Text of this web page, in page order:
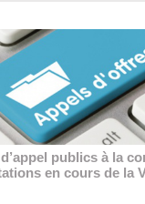
publics à la
en cours de la